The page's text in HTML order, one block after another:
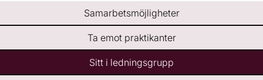
Samarbetsmöjligheter
Ta emot praktikanter
Sitt i ledningsgrupp